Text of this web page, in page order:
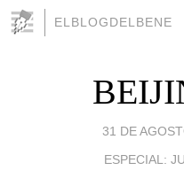
ELBLOGDELBENE
31 DE
ESPECIAL: